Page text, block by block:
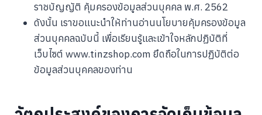
ราชบัญญัติ คุ้มครองข้อมูลส่วนบุคคล พ.ศ. 2562
ดังนั้น เราขอแนะนำให้ท่านอ่านนโยบายคุ้มครองข้อมูล
ส่วนบุคคลฉบับนี้ เพื่อเรียนรู้และเข้าใจหลักปฏิบัติที่
เว็บไซต์ www.tinzshop.com ยึดถือในการปฏิบัติต่อ
ข้อมูลส่วนบุคคลของท่าน